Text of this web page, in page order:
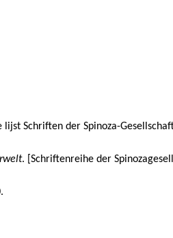
Schriften der Spinoza-
. [Schriftenreihe der